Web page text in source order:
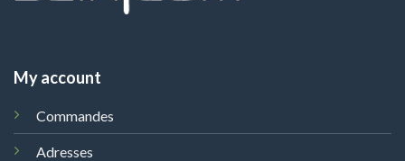
My account
Commandes
Adresses